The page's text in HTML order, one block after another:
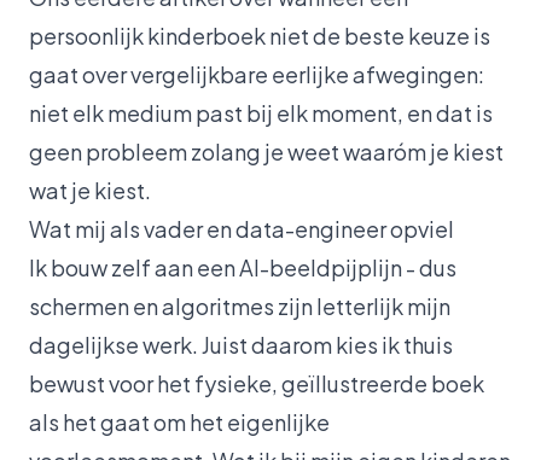
persoonlijk kinderboek niet de beste keuze is
gaat over vergelijkbare eerlijke afwegingen:
niet elk medium past bij elk moment, en dat is
geen probleem zolang je weet waaróm je kiest
wat je kiest.
Wat mij als vader en data-engineer opviel
Ik bouw zelf aan een AI-beeldpijplijn - dus
schermen en algoritmes zijn letterlijk mijn
dagelijkse werk. Juist daarom kies ik thuis
bewust voor het fysieke, geïllustreerde boek
als het gaat om het eigenlijke